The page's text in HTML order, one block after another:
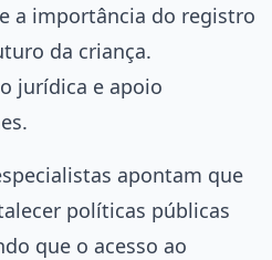
a importância do registro
da criança.
jurídica e apoio
apontam que
políticas públicas
que o acesso ao